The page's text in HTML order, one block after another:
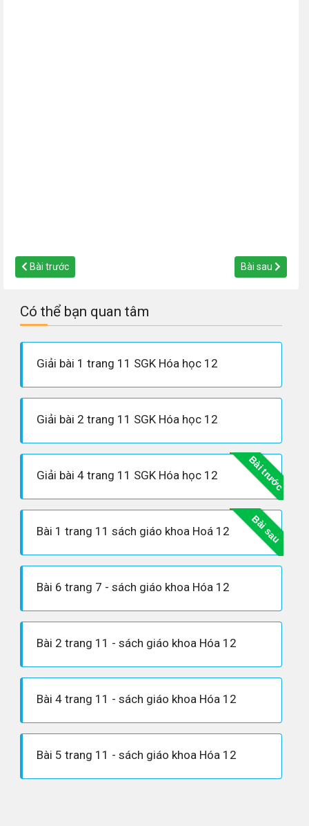
Bài trước Bài sau
Có thể bạn quan tâm
Giải bài 1 trang 11 SGK Hóa học 12
Giải bài 2 trang 11 SGK Hóa học 12
Bài trước
Giải bài 4 trang 11 SGK Hóa học 12
Bài sau
Bài 1 trang 11 sách giáo khoa Hoá 12
Bài 6 trang 7 - sách giáo khoa Hóa 12
Bài 2 trang 11 - sách giáo khoa Hóa 12
Bài 4 trang 11 - sách giáo khoa Hóa 12
Bài 5 trang 11 - sách giáo khoa Hóa 12